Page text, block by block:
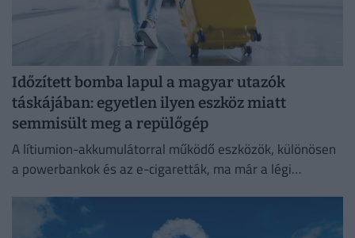
Időzített bomba lapul a magyar utazók
táskájában: egyetlen ilyen eszköz miatt
semmisült meg a repülőgép
A lítiumion-akkumulátorral működő eszközök, különösen
a powerbankok és az e-cigaretták, ma már a légi
jelentik.